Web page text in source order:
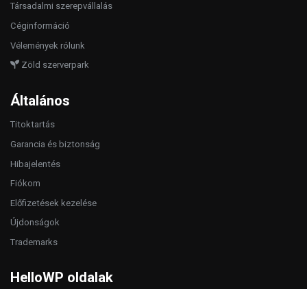
Társadalmi szerepvállalás
Céginformáció
Vélemények rólunk
Zöld szerverpark
Általános
Titoktartás
Garancia és biztonság
Hibajelentés
Fiókom
Előfizetések kezelése
Újdonságok
Trademarks
HelloWP oldalak